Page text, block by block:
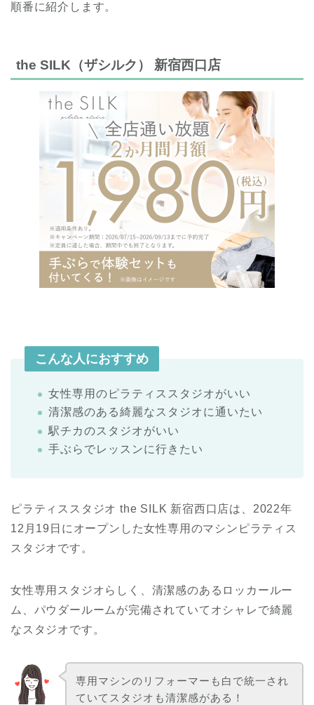
順番に紹介します。
the SILK（ザシルク） 新宿西口店
こんな人におすすめ
女性専用のピラティススタジオがいい
清潔感のある綺麗なスタジオに通いたい
駅チカのスタジオがいい
手ぶらでレッスンに行きたい
ピラティススタジオ the SILK 新宿西口店は、2022年
12月19日にオープンした女性専用のマシンピラティス
スタジオです。
女性専用スタジオらしく、清潔感のあるロッカールー
ム、パウダールームが完備されていてオシャレで綺麗
なスタジオです。
専用マシンのリフォーマーも白で統一され
ていてスタジオも清潔感がある！